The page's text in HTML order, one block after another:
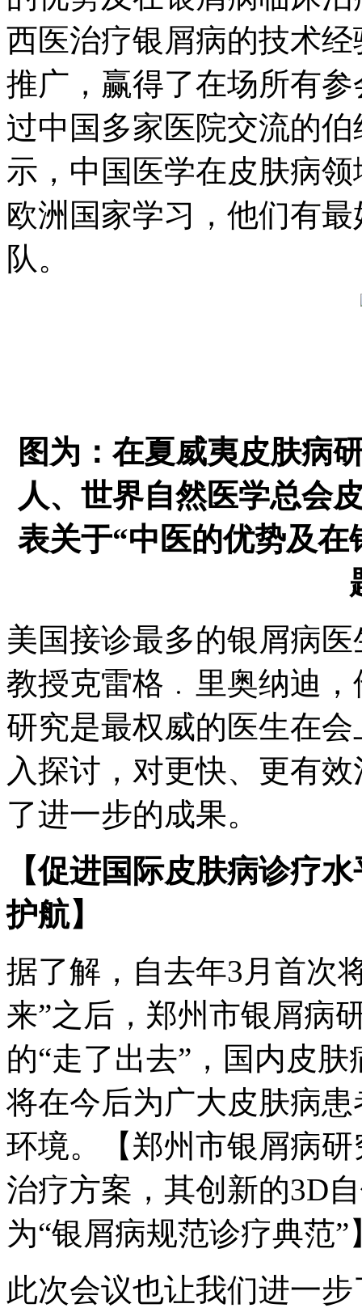
西医治疗银屑病的技术
推广，赢得了在场所有
过中国多家医院交流的
示，中国医学在皮肤病
欧洲国家学习，他们有
队。
图为：在夏威夷皮肤病
人、世界自然医学总会
表关于“中医的优势及
美国接诊最多的银屑病
教授克雷格﹒里奥纳迪
研究是最权威的医生在
入探讨，对更快、更有
了进一步的成果。
【促进国际皮肤病诊疗
护航】
据了解，自去年3月首次
来”之后，郑州市银屑病
的“走了出去”，国内皮
将在今后为广大皮肤病
环境。【郑州市银屑病
治疗方案，其创新的3D
为“银屑病规范诊疗典范”
此次会议也让我们进一